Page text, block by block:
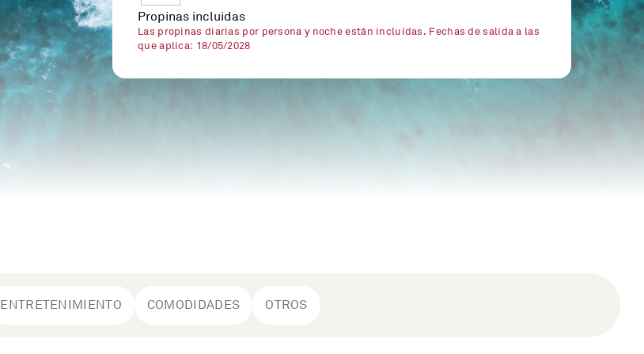
Propinas incluidas
Las propinas diarias por persona y noche están incluidas. Fechas de salida a las
que aplica: 18/05/2028
ENTRETENIMIENTO COMODIDADES OTROS